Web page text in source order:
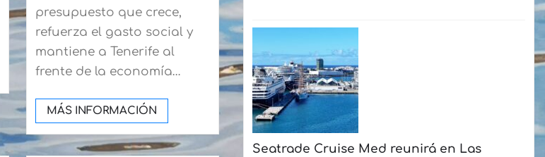
presupuesto que crece,
refuerza el gasto social y
mantiene a Tenerife al
frente de la economía…
MÁS INFORMACIÓN
más
50
participantes
cada
semana
Baleària
estrena
un
sistema
digital
en
Seatrade Cruise Med reunirá en Las